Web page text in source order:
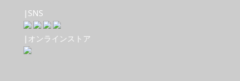
|SNS
|オンラインストア